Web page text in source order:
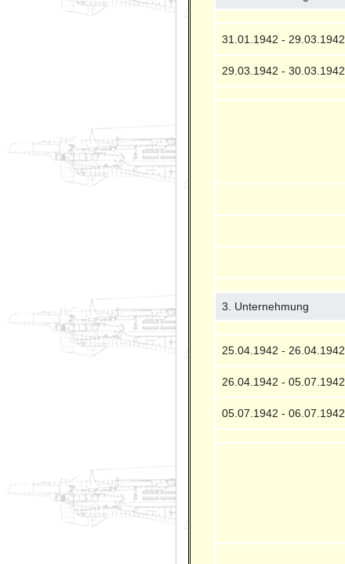
31.01.1942 - 29.03.1942
29.03.1942 - 30.03.1942
3. Unternehmung
25.04.1942 - 26.04.1942
26.04.1942 - 05.07.1942
05.07.1942 - 06.07.1942